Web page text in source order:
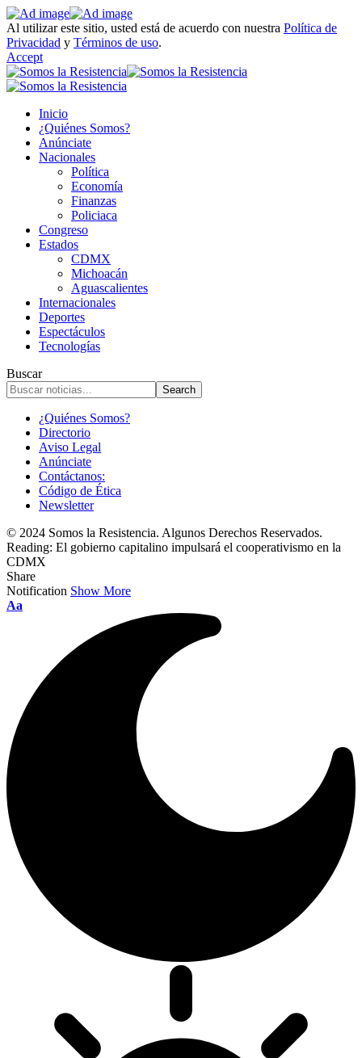
Al utilizar este sitio, usted está de acuerdo con nuestra Política de
Privacidad y Términos de uso.
Accept
Inicio
¿Quiénes Somos?
Anúnciate
Nacionales
Política
Economía
Finanzas
Policiaca
Congreso
Estados
CDMX
Michoacán
Aguascalientes
Internacionales
Deportes
Espectáculos
Tecnologías
Buscar
¿Quiénes Somos?
Directorio
Aviso Legal
Anúnciate
Contáctanos:
Código de Ética
Newsletter
© 2024 Somos la Resistencia. Algunos Derechos Reservados.
Reading: El gobierno capitalino impulsará el cooperativismo en la
CDMX
Share
Notification Show More
Font
Aa